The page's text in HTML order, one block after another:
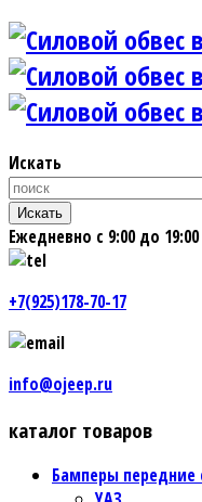
Искать
Искать
Ежедневно с 9:00 до
+7(925)178-70-17
info@ojeep.ru
каталог товаров
Бамперы передние